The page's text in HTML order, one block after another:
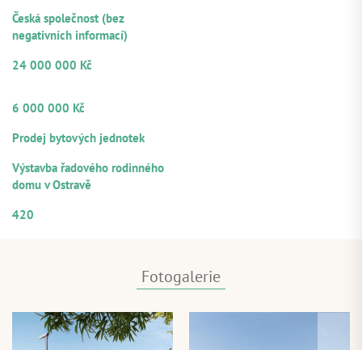
Česká společnost (bez
negativních informací)
24 000 000 Kč
6 000 000 Kč
Prodej bytových jednotek
Výstavba řadového rodinného
domu v Ostravě
420
Fotogalerie